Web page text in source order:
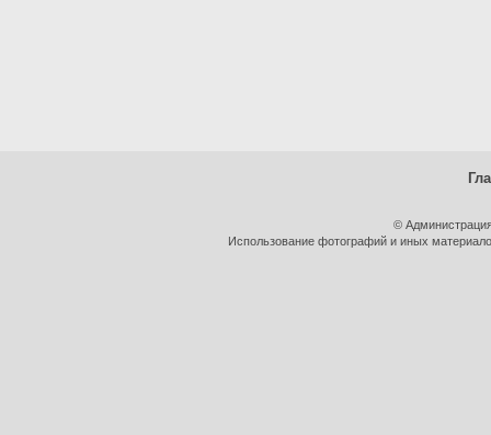
©
Использование фотографий и иных